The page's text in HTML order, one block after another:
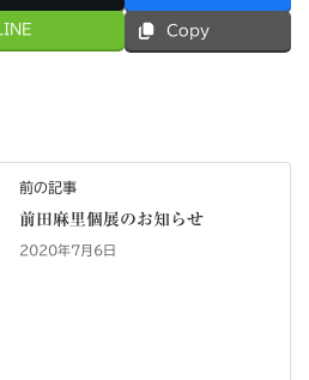
LINE Copy
前の記事
前田麻里個展のお知らせ
2020年7月6日